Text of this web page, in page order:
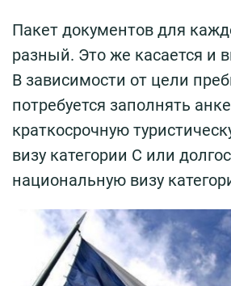
Пакет документов для
разный. Это же касается и
В зависимости от цели
потребуется заполнять
краткосрочную
визу категории С или
национальную визу